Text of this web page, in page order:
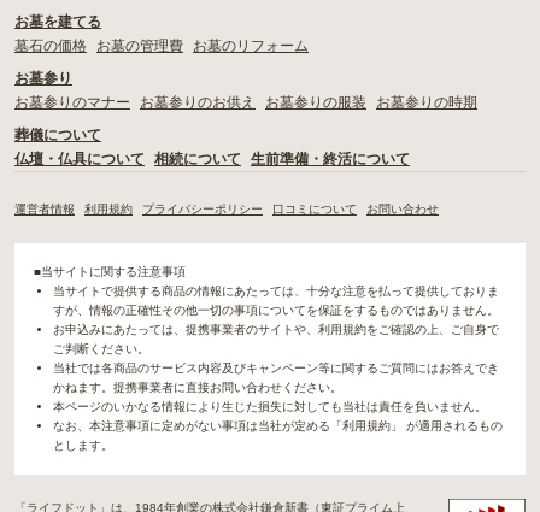
お墓を建てる
墓石の価格
お墓の管理費
お墓のリフォーム
お墓参り
お墓参りのマナー
お墓参りのお供え お墓参りの服装
お墓参りの時期
葬儀について
仏壇・仏具について
相続について 生前準備・終活について
運営者情報 利用規約 プライバシーポリシー 口コミについて お問い合わせ
■当サイトに関する注意事項
当サイトで提供する商品の情報にあたっては、十分な注意を払って提供しておりま
すが、情報の正確性その他一切の事項についてを保証をするものではありません。
お申込みにあたっては、提携事業者のサイトや、利用規約をご確認の上、ご自身で
ご判断ください。
当社では各商品のサービス内容及びキャンペーン等に関するご質問にはお答えでき
かねます。提携事業者に直接お問い合わせください。
本ページのいかなる情報により生じた損失に対しても当社は責任を負いません。
なお、本注意事項に定めがない事項は当社が定める「利用規約」 が適用されるもの
とします。
「ライフドット」は、1984年創業の株式会社鎌倉新書（東証プライム上